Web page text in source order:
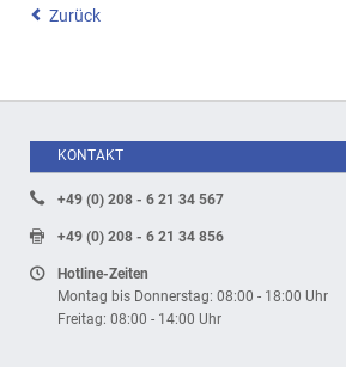
Zurück
KONTAKT
+49 (0) 208 - 6 21 34 567
+49 (0) 208 - 6 21 34 856
Hotline-Zeiten
Montag bis Donnerstag: 08:00 - 18:00 Uhr
Freitag: 08:00 - 14:00 Uhr